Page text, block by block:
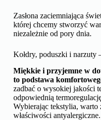
Zasłona zaciemniająca
której chcemy stworzyć
niezależnie od pory dnia.
Kołdry, poduszki i narzuty
Miękkie i przyjemne w
to podstawa
zadbać o wysokiej jakości
odpowiednią
Wybierając tekstylia, warto
właściwości antyalergiczne.